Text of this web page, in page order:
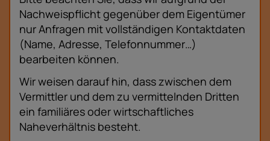
Nachweispflicht gegenüber dem Eigentümer
nur Anfragen mit vollständigen Kontaktdaten
(Name, Adresse, Telefonnummer…)
bearbeiten können.
Wir weisen darauf hin, dass zwischen dem
Vermittler und dem zu vermittelnden Dritten
ein familiäres oder wirtschaftliches
Naheverhältnis besteht.